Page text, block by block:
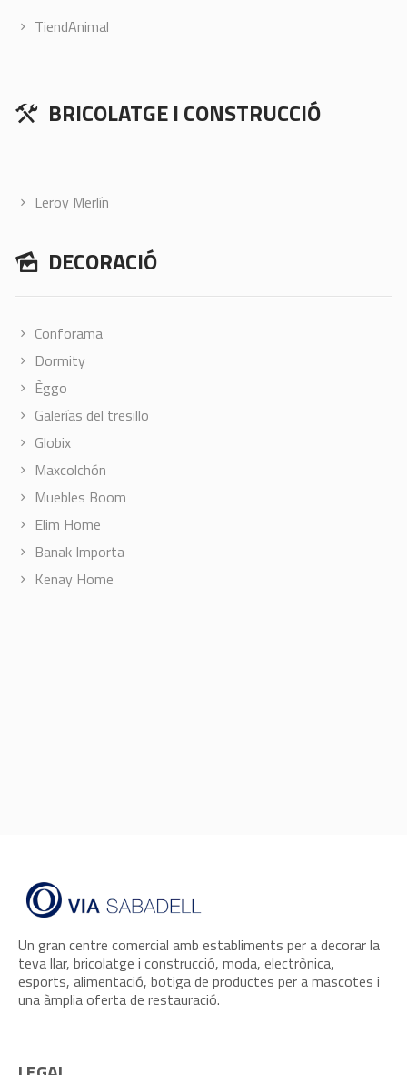
TiendAnimal
BRICOLATGE I CONSTRUCCIÓ
Leroy Merlín
DECORACIÓ
Conforama
Dormity
Èggo
Galerías del tresillo
Globix
Maxcolchón
Muebles Boom
Elim Home
Banak Importa
Kenay Home
Un gran centre comercial amb establiments per a decorar la
teva llar, bricolatge i construcció, moda, electrònica,
esports, alimentació, botiga de productes per a mascotes i
una àmplia oferta de restauració.